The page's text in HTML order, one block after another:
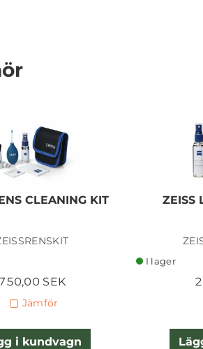
CLEANING KIT
SEK
Jämför
i kundvagn
ZEISS
I lager